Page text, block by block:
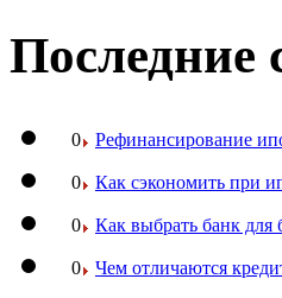
Последние
0 Рефинансирование
0 Как сэкономить при
0 Как выбрать банк для
0 Чем отличаются